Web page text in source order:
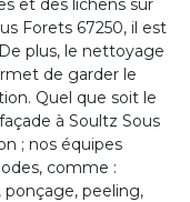
Forets 67250, il est
plus, le nettoyage
de garder le
Quel que soit le
à Soultz Sous
; nos équipes
comme :
peeling,